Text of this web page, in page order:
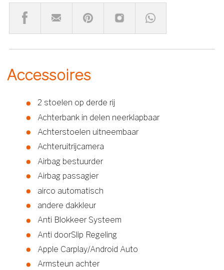
Accessoires
2 stoelen op derde rij
Achterbank in delen neerklapbaar
Achterstoelen uitneembaar
Achteruitrijcamera
Airbag bestuurder
Airbag passagier
airco automatisch
andere dakkleur
Anti Blokkeer Systeem
Anti doorSlip Regeling
Apple Carplay/Android Auto
Armsteun achter